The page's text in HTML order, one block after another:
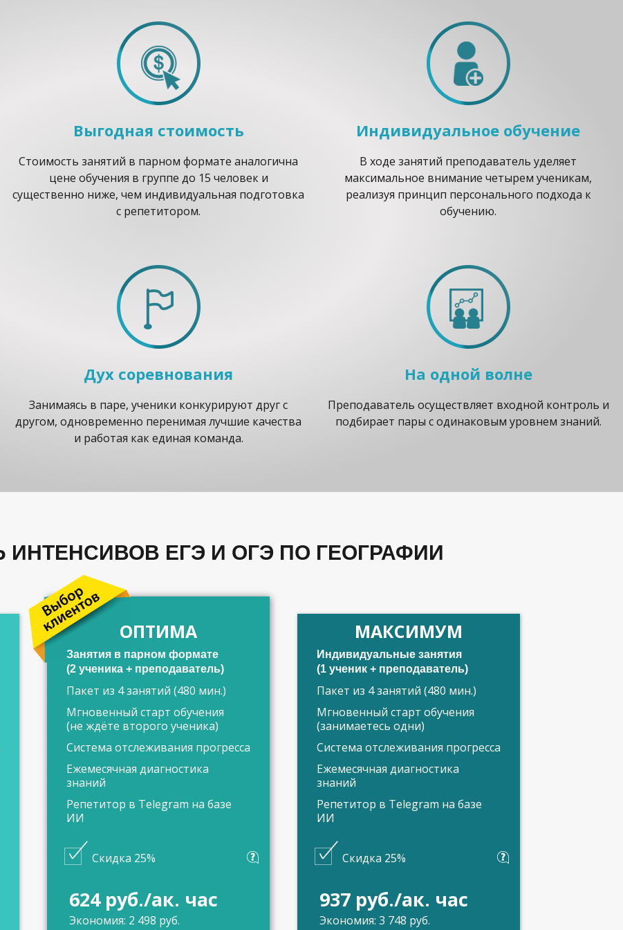
Выгодная стоимость
Стоимость занятий в парном формате аналогична
цене обучения в группе до 15 человек и
существенно ниже, чем индивидуальная подготовка
с репетитором.
Индивидуальное обучение
В ходе занятий преподаватель уделяет
максимальное внимание четырем ученикам,
реализуя принцип персонального подхода к
обучению.
Дух соревнования
Занимаясь в паре, ученики конкурируют друг с
другом, одновременно перенимая лучшие качества
и работая как единая команда.
На одной волне
Преподаватель осуществляет входной контроль и
подбирает пары с одинаковым уровнем знаний.
ИНТЕНСИВОВ ЕГЭ И ОГЭ ПО ГЕОГРАФИИ
ОПТИМА
Занятия в парном формате
(2 ученика + преподаватель)
Пакет из 4 занятий (480 мин.)
Мгновенный старт обучения
(не ждёте второго ученика)
Система отслеживания прогресса
Ежемесячная диагностика
знаний
Репетитор в Telegram на базе
ИИ
Скидка 25%
624 руб./ак. час
Экономия: 2 498 руб.
МАКСИМУМ
Индивидуальные занятия
(1 ученик + преподаватель)
Пакет из 4 занятий (480 мин.)
Мгновенный старт обучения
(занимаетесь одни)
Система отслеживания прогресса
Ежемесячная диагностика
знаний
Репетитор в Telegram на базе
ИИ
Скидка 25%
937 руб./ак. час
Экономия: 3 748 руб.